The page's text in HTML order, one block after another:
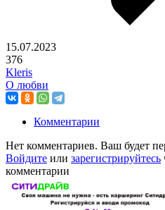
15.07.2023
376
Kleris
О любви
Комментарии
Нет комментариев. Ваш будет
Войдите или зарегистрируйтесь
комментарии